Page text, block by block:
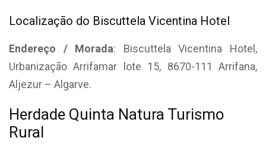
Localização do Biscuttela Vicentina Hotel
Endereço / Morada: Biscuttela Vicentina Hotel,
Urbanização Arrifamar lote 15, 8670-111 Arrifana,
Aljezur – Algarve.
Herdade Quinta Natura Turismo
Rural